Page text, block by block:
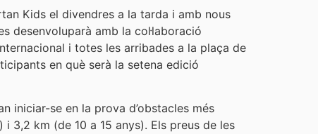
Kids el divendres a la tarda i amb nous
desenvoluparà amb la col·laboració
i totes les arribades a la plaça de
en què serà la setena edició
iniciar-se en la prova d’obstacles més
3,2 km (de 10 a 15 anys). Els preus de les